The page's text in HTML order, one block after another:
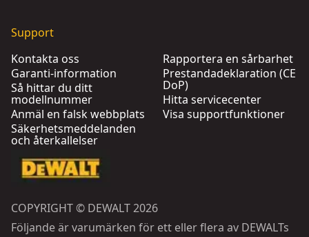
Support
Kontakta oss
Garanti-information
Så hittar du ditt
modellnummer
Anmäl en falsk webbplats
Säkerhetsmeddelanden
och återkallelser
Rapportera en sårbarhet
Prestandadeklaration (CE
DoP)
Hitta servicecenter
Visa supportfunktioner
COPYRIGHT © DEWALT 2026
Följande är varumärken för ett eller flera av DEWALTs